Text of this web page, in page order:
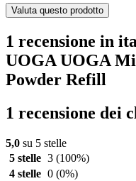
Valuta questo prodotto
1 recensione in
UOGA UOGA
Powder Refill
1 recensione dei
5,0 su 5 stelle
5 stelle 3 (100%)
4 stelle 0 (0%)